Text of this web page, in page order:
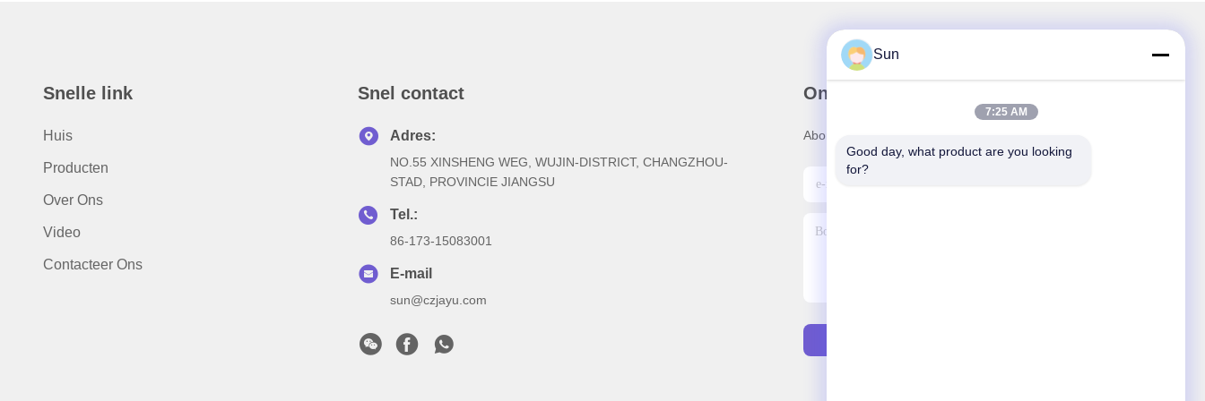
Snelle link
Huis
Producten
Over Ons
Video
Contacteer Ons
Snel contact
Adres:
NO.55 XINSHENG WEG, WUJIN-DISTRICT, CHANGZHOU-
STAD, PROVINCIE JIANGSU
Tel.:
86-173-15083001
E-mail
sun@czjayu.com
Onze Nieuwsbrief
Abonneer u op onze nieuwsbrief voor kortingen en meer.
Sun
7:25 AM
Good day, what product are you looking
for?